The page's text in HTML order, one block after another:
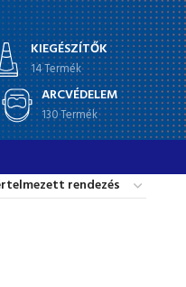
KIEGÉSZÍTŐK
14 Termék
ARCVÉDELEM
130 Termék